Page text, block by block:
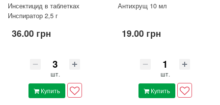
Инсектицид в таблетках
Инспиратор 2,5 г
36.00 грн
шт.
Купить
Антихрущ 10 мл
19.00 грн
шт.
Купить